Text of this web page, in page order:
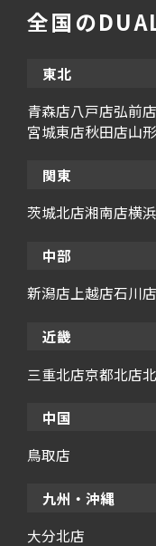
全国の
東北
青森店八戸店弘前店
宮城東店秋田店山
関東
茨城北店湘南店横
中部
新潟店 上越店石川店
近畿
三重北店京都北店
中国
鳥取店
九州・沖縄
大分北店